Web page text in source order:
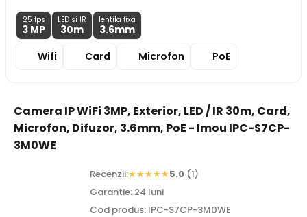
25 fps
3 MP
LED si IR
30m
lentila fixa
3.6mm
Wifi
Card Microfon PoE
Camera IP WiFi 3MP, Exterior, LED / IR 30m, Card,
Microfon, Difuzor, 3.6mm, PoE - Imou IPC-S7CP-
3M0WE
Recenzii: 5.0(1)
Garantie: 24 luni
Cod produs: IPC-S7CP-3M0WE